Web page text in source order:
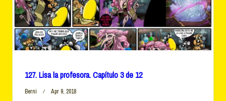
127. Lisa la profesora. Capítulo 3 de 12
Berni Apr 9, 2018